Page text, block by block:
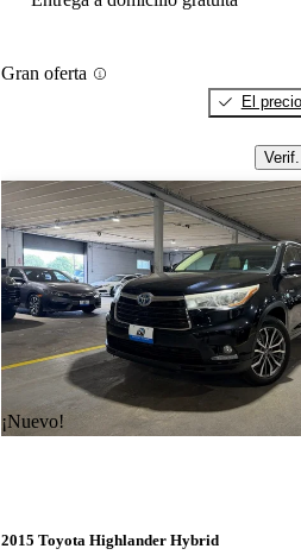
Gran oferta
El
¡Nuevo!
2015 Toyota Highlander Hybrid